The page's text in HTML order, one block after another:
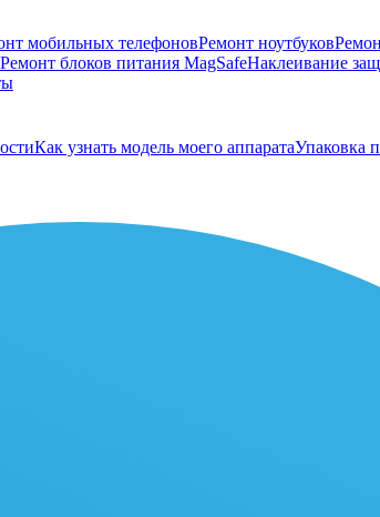
мобильных телефоновРемонт ноутбуков
Ремонт блоков питания MagSafeНаклеивание
Как узнать модель моего аппаратаУпаковка